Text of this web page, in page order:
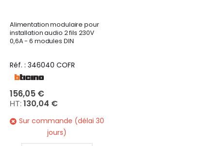
Alimentation modulaire pour
installation audio 2 fils 230V
0,6A - 6 modules DIN
Réf. : 346040 COFR
156,05 €
130,04 €
Sur commande (délai 30
jours)